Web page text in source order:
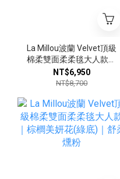
La Millou波蘭 Velvet頂級
棉柔雙面柔柔毯大人款｜
英倫藍鈴花｜英舒柔純白
NT$6,950
NT$8,700